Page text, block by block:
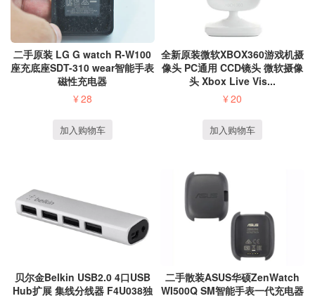
二手原装 LG G watch R-W100
座充底座SDT-310 wear智能手表
磁性充电器
¥28
加入购物车
全新原装微软XBOX360游戏机摄
像头 PC通用 CCD镜头 微软摄像
头 Xbox Live Vis...
¥20
加入购物车
贝尔金Belkin USB2.0 4口USB
Hub扩展 集线分线器 F4U038独
二手散装ASUS华硕ZenWatch
WI500Q SM智能手表一代充电器